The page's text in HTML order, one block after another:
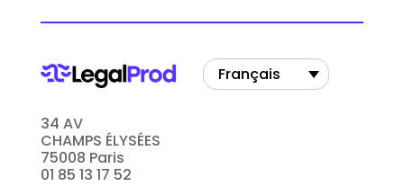
34 AV
CHAMPS ÉLYSÉES
75008 Paris
01 85 13 17 52
Français